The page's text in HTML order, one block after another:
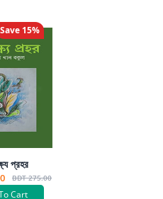
Save 15%
প্রহর
BDT 275.00
Cart